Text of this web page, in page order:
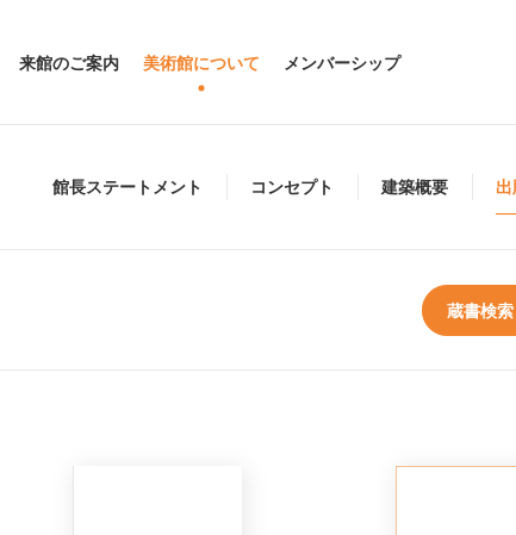
来館のご案内 美術館について メンバーシップ
館長ステートメント コンセプト 建築概要
蔵書検索